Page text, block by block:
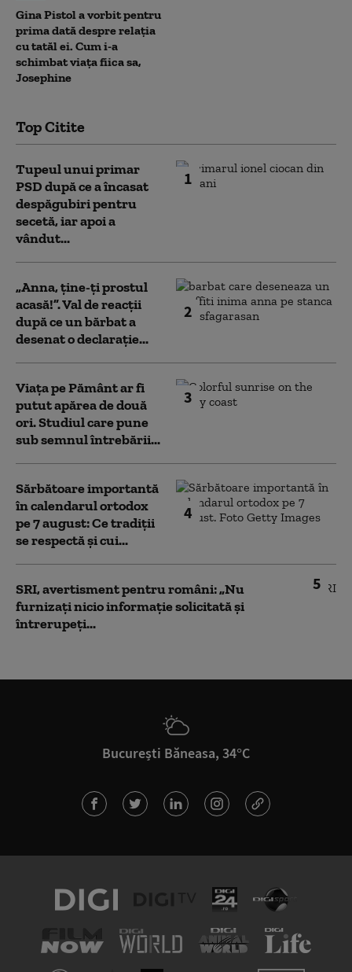
Gina Pistol a vorbit pentru
prima dată despre relația
cu tatăl ei. Cum i-a
schimbat viața fiica sa,
Josephine
Top Citite
1
Tupeul unui primar
PSD după ce a încasat
despăgubiri pentru
secetă, iar apoi a
vândut...
2
„Anna, ţine-ţi prostul
acasă!”. Val de reacții
după ce un bărbat a
desenat o declarație...
3
Viața pe Pământ ar fi
putut apărea de două
ori. Studiul care pune
sub semnul întrebării...
4
Sărbătoare importantă
în calendarul ortodox
pe 7 august: Ce tradiții
se respectă și cui...
5
SRI, avertisment pentru români: „Nu
furnizați nicio informație solicitată și
întrerupeți...
București Băneasa, 34°C